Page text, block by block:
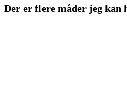
Der er flere måder jeg kan